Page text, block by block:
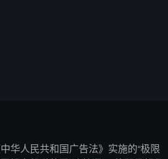
华人民共和国广告法》实施的“极限